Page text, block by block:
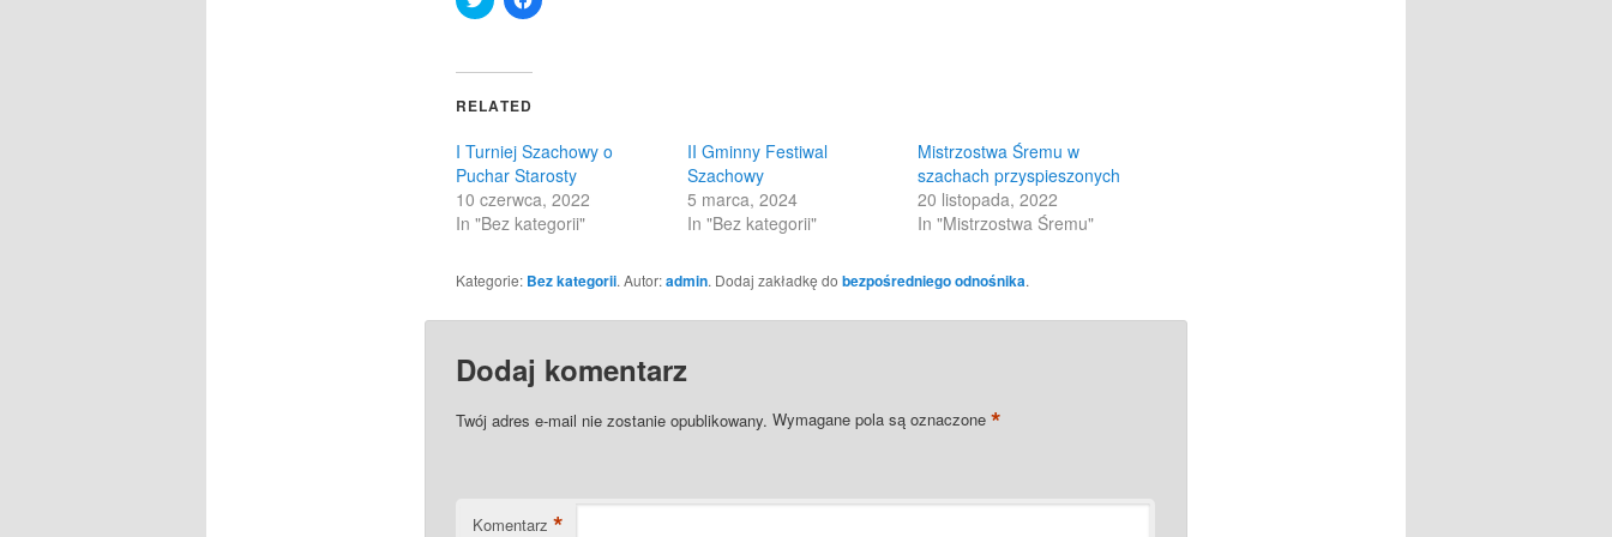
to
(Opens
new
to
RELATED
I Turniej Szachowy o
Puchar Starosty
10 czerwca, 2022
In "Bez kategorii"
II Gminny Festiwal
Szachowy
5 marca, 2024
In "Bez kategorii"
Mistrzostwa Śremu w
szachach przyspieszonych
20 listopada, 2022
In "Mistrzostwa Śremu"
Kategorie: Bez kategorii. Autor:admin. Dodaj zakładkę do bezpośredniego odnośnika.
Dodaj komentarz
Twój adres e-mail nie zostanie opublikowany. Wymagane pola są oznaczone *
Komentarz *